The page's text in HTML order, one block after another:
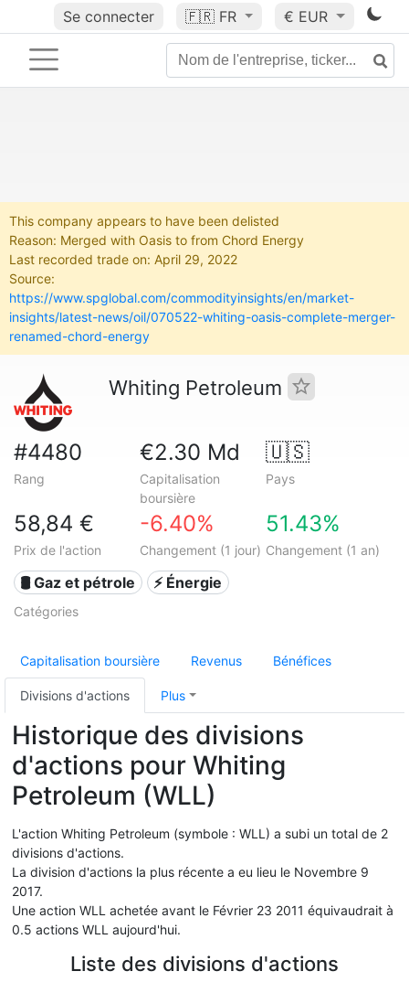
Se connecter 🇫🇷 FR € EUR
This company appears to have been delisted
Reason: Merged with Oasis to from Chord Energy
Last recorded trade on: April 29, 2022
Source:
https://www.spglobal.com/commodityinsights/en/market-
insights/latest-news/oil/070522-whiting-oasis-complete-merger-
renamed-chord-energy
Whiting Petroleum
#4480
Rang
€2.30 Md
Capitalisation
boursière
🇺🇸
Pays
58,84 €
Prix de l'action
-6.40%
Changement (1 jour)
51.43%
Changement (1 an)
🛢 Gaz et pétrole ⚡ Énergie
Catégories
Capitalisation boursière Revenus Bénéfices
Divisions d'actions Plus
Historique des divisions
d'actions pour Whiting
Petroleum (WLL)
L'action Whiting Petroleum (symbole : WLL) a subi un total de 2
divisions d'actions.
La division d'actions la plus récente a eu lieu le Novembre 9
2017.
Une action WLL achetée avant le Février 23 2011 équivaudrait à
0.5 actions WLL aujourd'hui.
Liste des divisions d'actions